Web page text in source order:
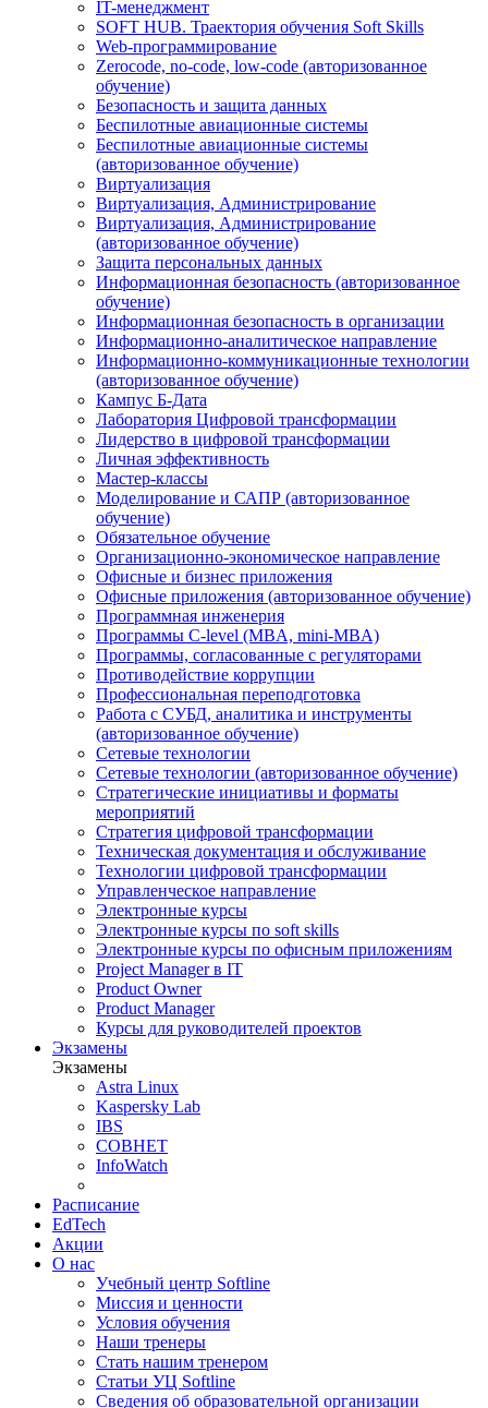
IT-менеджмент
SOFT HUB. Траектория обучения Soft Skills
Web-программирование
Zerocode, no-code, low-code (авторизованное
обучение)
Безопасность и защита данных
Беспилотные авиационные системы
Беспилотные авиационные системы
(авторизованное обучение)
Виртуализация
Виртуализация, Администрирование
Виртуализация, Администрирование
(авторизованное обучение)
Защита персональных данных
Информационная безопасность (авторизованное
обучение)
Информационная безопасность в организации
Информационно-аналитическое направление
Информационно-коммуникационные технологии
(авторизованное обучение)
Кампус Б-Дата
Лаборатория Цифровой трансформации
Лидерство в цифровой трансформации
Личная эффективность
Мастер-классы
Моделирование и САПР (авторизованное
обучение)
Обязательное обучение
Организационно-экономическое направление
Офисные и бизнес приложения
Офисные приложения (авторизованное обучение)
Программная инженерия
Программы C-level (MBA, mini-MBA)
Программы, согласованные с регуляторами
Противодействие коррупции
Профессиональная переподготовка
Работа с СУБД, аналитика и инструменты
(авторизованное обучение)
Сетевые технологии
Сетевые технологии (авторизованное обучение)
Стратегические инициативы и форматы
мероприятий
Стратегия цифровой трансформации
Техническая документация и обслуживание
Технологии цифровой трансформации
Управленческое направление
Электронные курсы
Электронные курсы по soft skills
Электронные курсы по офисным приложениям
Project Manager в IT
Product Owner
Product Manager
Курсы для руководителей проектов
Экзамены
Экзамены
Astra Linux
Kaspersky Lab
IBS
СОВНЕТ
InfoWatch
Расписание
EdTech
Акции
О нас
Учебный центр Softline
Миссия и ценности
Условия обучения
Наши тренеры
Стать нашим тренером
Статьи УЦ Softline
Сведения об образовательной организации